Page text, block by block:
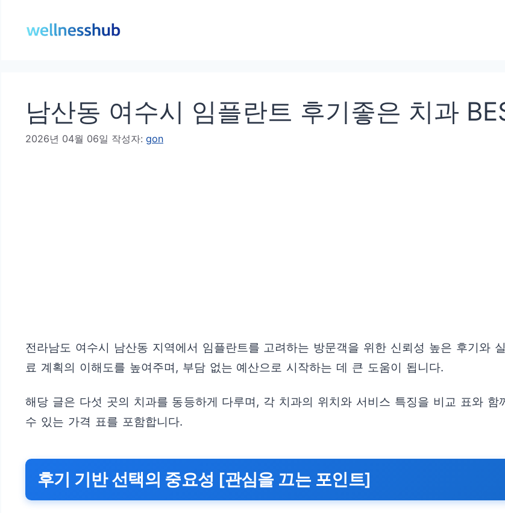
남산동 여수시 임플란트 후기좋은 치과
2026년 04월 06일 작성자: gon
전라남도 여수시 남산동 지역에서 임플란트를 고려하는 방문객을 위한 신뢰성 높은 후기와
료 계획의 이해도를 높여주며, 부담 없는 예산으로 시작하는 데 큰 도움이 됩니다.
해당 글은 다섯 곳의 치과를 동등하게 다루며, 각 치과의 위치와 서비스 특징을 비교 표와
수 있는 가격 표를 포함합니다.
후기 기반 선택의 중요성 [관심을 끄는 포인트]